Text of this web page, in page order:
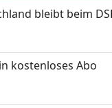
bleibt beim
kostenloses Abo